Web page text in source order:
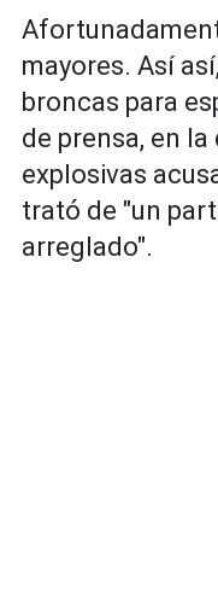
mayores. Así así,
broncas para
de prensa, en
explosivas
trató de "un
arreglado".